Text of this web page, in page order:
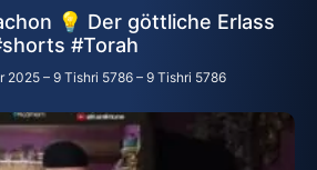
💡 Der göttliche Erlass
#Torah
2025 – 9 Tishri 5786 – 9 Tishri 5786